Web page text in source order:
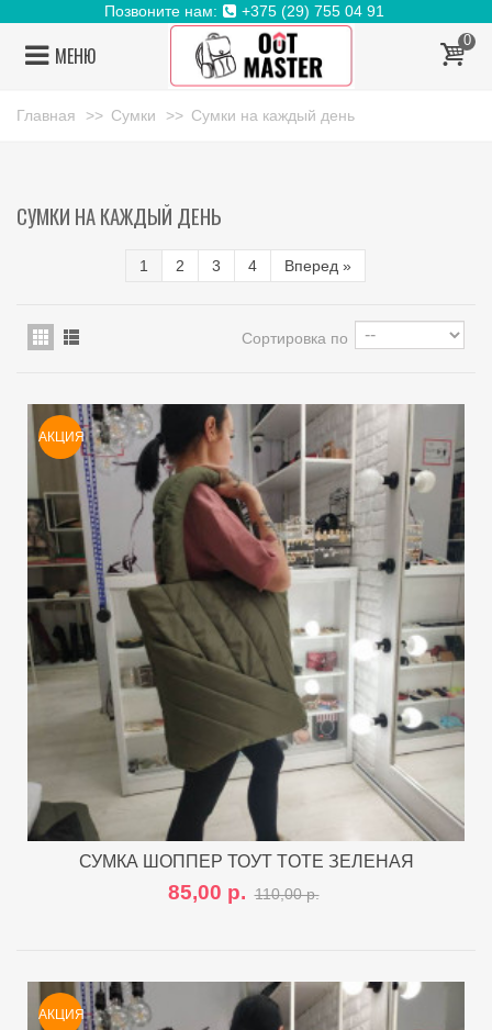
Позвоните нам: +375 (29) 755 04 91
МЕНЮ
0
Главная >> Сумки >> Сумки на каждый день
СУМКИ НА КАЖДЫЙ ДЕНЬ
1 2 3 4 Вперед »
Сортировка по
АКЦИЯ
СУМКА ШОППЕР ТОУТ TOTE ЗЕЛЕНАЯ
85,00 р. 110,00 р.
АКЦИЯ